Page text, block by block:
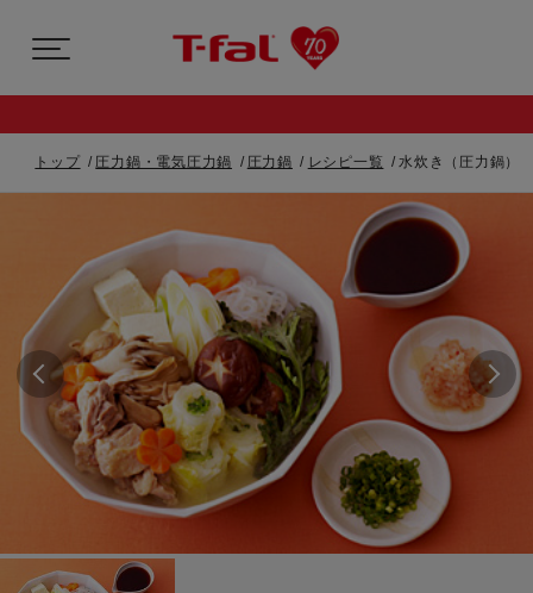
トップ 圧力鍋・電気圧力鍋 圧力鍋 レシピ一覧 水炊き（圧力鍋）